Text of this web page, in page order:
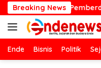
Langsung
ke
konten
Breaking News
Ekonomi Lewat
Ende Bisnis Politik